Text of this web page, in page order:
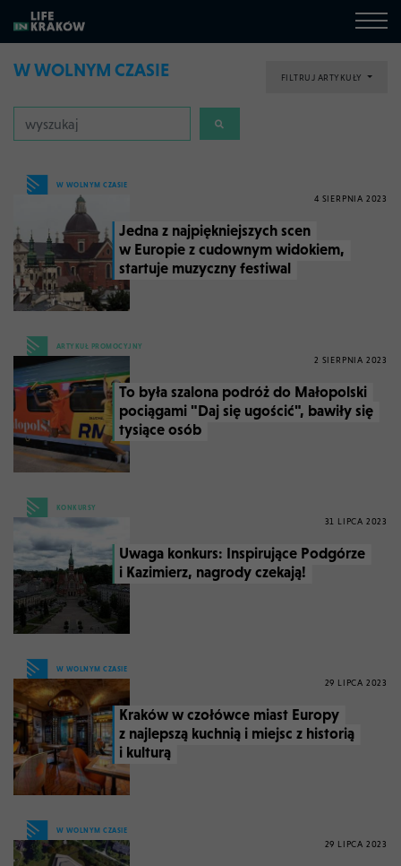
W WOLNYM CZASIE FILTRUJ ARTYKUŁY
W WOLNYM CZASIE
4 SIERPNIA 2023
Jedna z najpiękniejszych scen
w Europie z cudownym widokiem,
startuje muzyczny festiwal
ARTYKUŁ PROMOCYJNY
2 SIERPNIA 2023
To była szalona podróż do Małopolski
pociągami "Daj się ugościć", bawiły się
tysiące osób
KONKURSY
31 LIPCA 2023
Uwaga konkurs: Inspirujące Podgórze
i Kazimierz, nagrody czekają!
W WOLNYM CZASIE
29 LIPCA 2023
Kraków w czołówce miast Europy
z najlepszą kuchnią i miejsc z historią
i kulturą
W WOLNYM CZASIE
29 LIPCA 2023